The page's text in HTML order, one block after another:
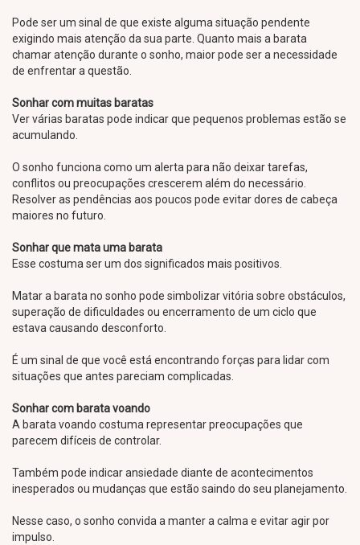
Pode ser um sinal de que existe alguma situação pendente
exigindo mais atenção da sua parte. Quanto mais a barata
chamar atenção durante o sonho, maior pode ser a necessidade
de enfrentar a questão.
Sonhar com muitas baratas
Ver várias baratas pode indicar que pequenos problemas estão se
acumulando.
O sonho funciona como um alerta para não deixar tarefas,
conflitos ou preocupações crescerem além do necessário.
Resolver as pendências aos poucos pode evitar dores de cabeça
maiores no futuro.
Sonhar que mata uma barata
Esse costuma ser um dos significados mais positivos.
Matar a barata no sonho pode simbolizar vitória sobre obstáculos,
superação de dificuldades ou encerramento de um ciclo que
estava causando desconforto.
É um sinal de que você está encontrando forças para lidar com
situações que antes pareciam complicadas.
Sonhar com barata voando
A barata voando costuma representar preocupações que
parecem difíceis de controlar.
Também pode indicar ansiedade diante de acontecimentos
inesperados ou mudanças que estão saindo do seu planejamento.
Nesse caso, o sonho convida a manter a calma e evitar agir por
impulso.